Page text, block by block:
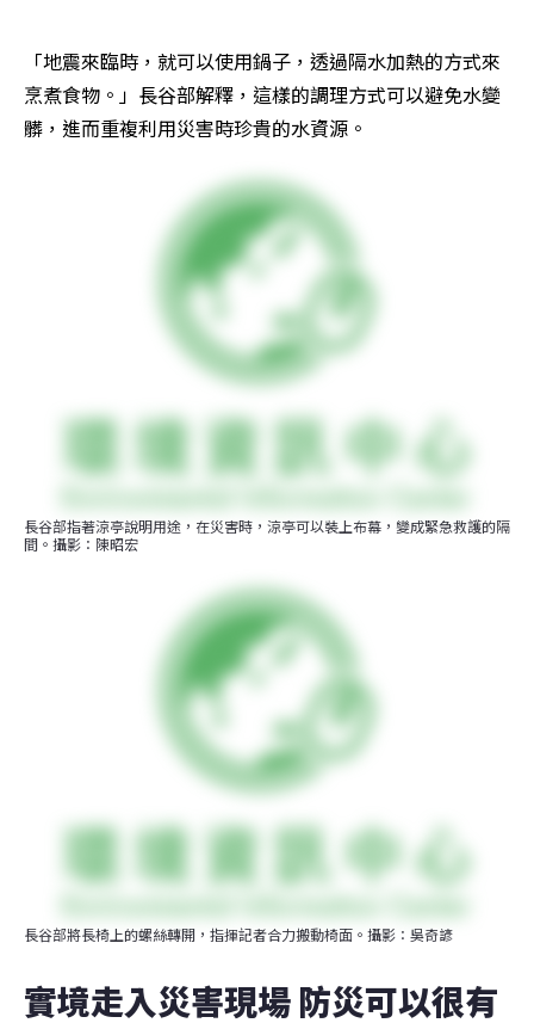
「地震來臨時，就可以使用鍋子，透過隔水加熱的方式來
烹煮食物。」長谷部解釋，這樣的調理方式可以避免水變
髒，進而重複利用災害時珍貴的水資源。
長谷部指著涼亭說明用途，在災害時，涼亭可以裝上布幕，變成緊急救護的隔
間。攝影：陳昭宏
長谷部將長椅上的螺絲轉開，指揮記者合力搬動椅面。攝影：吳奇諺
實境走入災害現場 防災可以很有